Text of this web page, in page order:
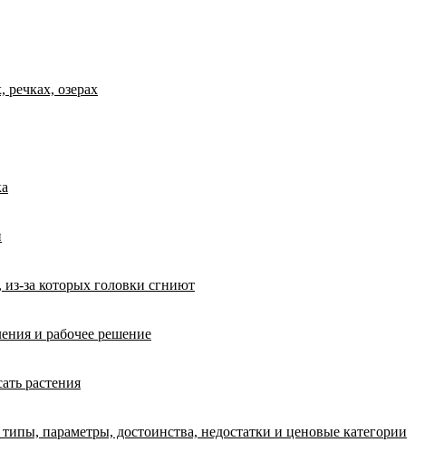
речках, озерах
за которых головки сгниют
и рабочее решение
растения
параметры, достоинства, недостатки и ценовые категории